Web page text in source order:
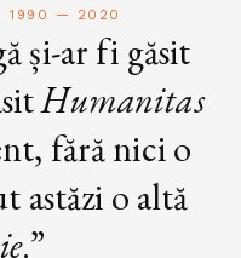
1990 — 2020
și-ar fi găsit
Humanitas
fără nici o
astăzi o altă
.”